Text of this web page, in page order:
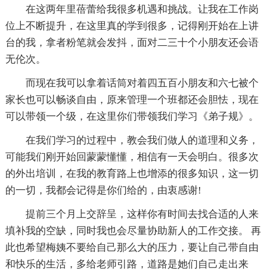
在这两年里蓓蕾给我很多机遇和挑战。让我在工作岗
位上不断提升，在这里真的学到很多，记得刚开始在上讲
台的我，拿者粉笔就会发抖，面对二三十个小朋友还会语
无伦次。
而现在我可以拿着话筒对着四五百小朋友和六七被个
家长也可以畅谈自由，原来管理一个班都还会胆怯，现在
可以带领一个级，在这里你们带领我们学习《弟子规》。
在我们学习的过程中，教会我们做人的道理和义务，
可能我们刚开始回蒙蒙懂懂，相信有一天会明白。很多次
的外出培训，在我的教育路上也增添的很多知识，这一切
的一切，我都会记得是你们给的，由衷感谢!
提前三个月上交辞呈，这样你有时间去找合适的人来
填补我的空缺，同时我也会尽量协助新人的工作交接。 再
此也希望梅姨不要给自己那么大的压力，要让自己带自由
和快乐的生活，多给老师引路，道路是她们自己走出来